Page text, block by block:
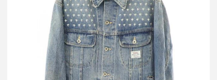
ダイリク 22AW Cross Embroidery Vintage Denim Jacket 刺繍デニ
ムジャケット 22AW D-1
買取金額12,000円
詳しく見る